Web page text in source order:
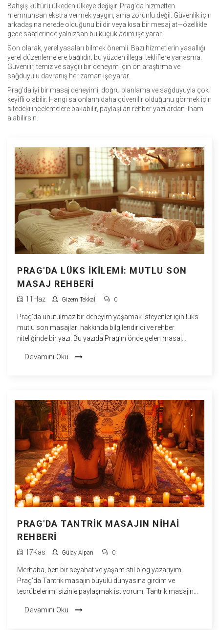
Bahşiş kültürü ülkeden ülkeye değişir. Prag’da hizmetten
memnunsan ekstra vermek yaygın, ama zorunlu değil. Güvenlik için
arkadaşına nerede olduğunu bildir veya kısa bir mesaj at—özellikle
gece saatlerinde yalnızsan bu küçük adım işe yarar.
Son olarak, yerel yasaları bilmek önemli. Bazı hizmetlerin yasallığı
yerel düzenlemelere bağlıdır; bu yüzden illegal tekliflere yanaşma.
Güvenilir, temiz ve saygılı bir deneyim için ön araştırma ve
sağduyulu davranış her zaman işe yarar.
Prag’da iyi bir masaj deneyimi, doğru planlama ve sağduyuyla çok
keyifli olabilir. Hangi salonların daha güvenilir olduğunu görmek için
sitedeki incelemelere bakabilir, paylaşılan rehber yazılardan ilham
alabilirsin.
PRAG'DA LÜKS İKILEMI: MUTLU SON
MASAJ REHBERI
11 Haz Gizem Tekkal 0
Prag'da unutulmaz bir deneyim yaşamak isteyenler için lüks
mutlu son masajları hakkında bilgilendirici ve rehber
niteliğinde bir yazı. Bu yazıda Prag’ın önde gelen masaj
ve önemli ipuçlarından bahsedilecektir.
Devamını Oku
PRAG'DA TANTRIK MASAJIN NIHAI
REHBERI
17Kas Gülay Alpan 0
Merhaba, ben bir seyahat ve yaşam stil blog yazarıyım.
Prag'da Tantrik masajın büyülü dünyasına girdim ve
tecrübelerimi sizinle paylaşmak istiyorum. Tantrik masajın
Prag'daki en iyi Tantrik masaj merkezlerini ve hizmetlerini
Devamını Oku